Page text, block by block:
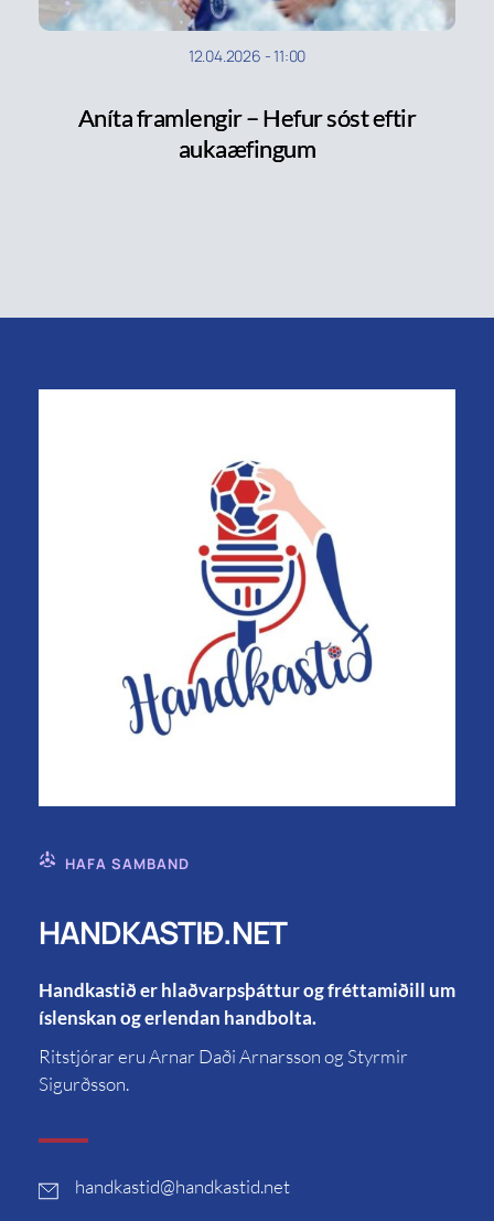
12.04.2026 -11:00
Aníta framlengir – Hefur sóst eftir
aukaæfingum
HAFA SAMBAND
HANDKASTIÐ.NET
Handkastið er hlaðvarpsþáttur og fréttamiðill um
íslenskan og erlendan handbolta.
Ritstjórar eru Arnar Daði Arnarsson og Styrmir
Sigurðsson.
handkastid@handkastid.net